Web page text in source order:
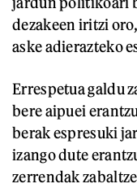
dezakeen iritzi
aske adierazteko
Errespetua galdu
bere aipuei
berak espresuki
izango dute
zerrendak